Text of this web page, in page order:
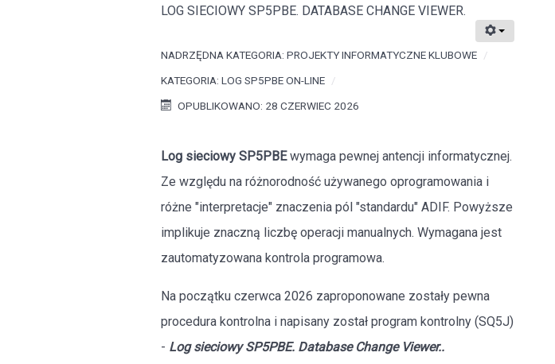
LOG SIECIOWY SP5PBE. DATABASE CHANGE VIEWER.
NADRZĘDNA KATEGORIA:PROJEKTY INFORMATYCZNE KLUBOWE
KATEGORIA:LOG SP5PBE ON-LINE
OPUBLIKOWANO: 28 CZERWIEC 2026
Log sieciowy SP5PBEwymaga pewnej antencji informatycznej.
Ze względu na różnorodność używanego oprogramowania i
różne "interpretacje" znaczenia pól "standardu" ADIF. Powyższe
implikuje znaczną liczbę operacji manualnych. Wymagana jest
zautomatyzowana kontrola programowa.
Na początku czerwca 2026 zaproponowane zostały pewna
procedura kontrolna i napisany został program kontrolny (SQ5J)
- Log sieciowy SP5PBE. Database Change Viewer..